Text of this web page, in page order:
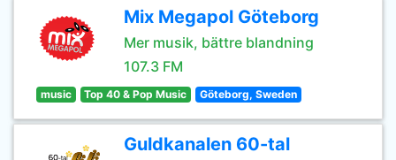
Mix Megapol Göteborg
Mer musik, bättre blandning
107.3 FM
music Top 40 & Pop Music Göteborg, Sweden
Guldkanalen 60-tal